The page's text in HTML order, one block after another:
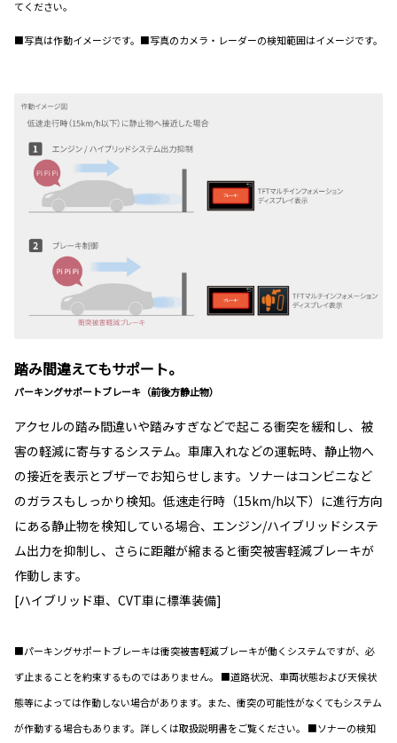
てください。
■写真は作動イメージです。■写真のカメラ・レーダーの検知範囲はイメージです。
踏み間違えてもサポート。
パーキングサポートブレーキ（前後方静止物）
アクセルの踏み間違いや踏みすぎなどで起こる衝突を緩和し、被
害の軽減に寄与するシステム。車庫入れなどの運転時、静止物へ
の接近を表示とブザーでお知らせします。ソナーはコンビニなど
のガラスもしっかり検知。低速走行時（15km/h以下）に進行方向
にある静止物を検知している場合、エンジン/ハイブリッドシステ
ム出力を抑制し、さらに距離が縮まると衝突被害軽減ブレーキが
作動します。
[ハイブリッド車、CVT車に標準装備]
■パーキングサポートブレーキは衝突被害軽減ブレーキが働くシステムですが、必
ず止まることを約束するものではありません。 ■道路状況、車両状態および天候状
態等によっては作動しない場合があります。また、衝突の可能性がなくてもシステム
が作動する場合もあります。詳しくは取扱説明書をご覧ください。 ■ソナーの検知